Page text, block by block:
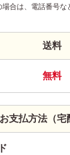
合は、電話番号な
送料
無料
お支払方法（宅